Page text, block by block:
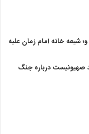
شیعه خانه امام زمان علیه
صهیونیست درباره جنگ